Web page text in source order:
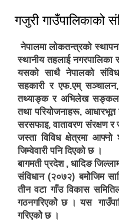
गजुरी गाउँपालिकाको
नेपालमा लोकतन्त्रको
स्थानीय तहलाई नगरपालिका
यसको साथै नेपालको
सहकारी र एफ.एम् सञ्चालन,
तथ्याङ्क र अभिलेख
तथा परियोजनाहरू, आधारभूत
सरसफाइ, वातावरण संरक्षण र
जस्ता विविध क्षेत्रमा
जिम्वेवारी पनि दिएको छ ।
बागमती प्रदेश , धादिङ
संविधान (२०७२) बमोेजिम
तीन वटा गाँउ विकास
गठनगरिएकोे छ । यस
गरिएकोे छ ।